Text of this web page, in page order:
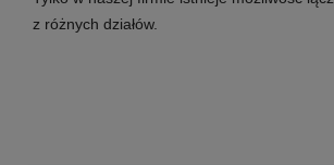
z różnych działów.